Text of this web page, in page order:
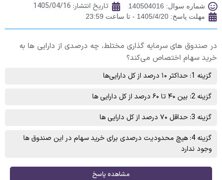
شماره سوال: 140504016 تاریخ انتشار: 1405/04/16
مهلت پاسخ: 1405/4/20 - تا ساعت 23:59
در صندوق‌ های سرمایه‌ گذاری مختلط، چه درصدی از دارایی‌ ها به
خرید سهام اختصاص می‌کند؟
گزینه 1: حداکثر ۱۰ درصد از کل دارایی‌ها
گزینه 2: بین ۴۰ تا ۶۰ درصد از کل دارایی‌ ها
گزینه 3: حداقل ۷۰ درصد از کل دارایی‌ ها
گزینه 4: هیچ محدودیت درصدی برای خرید سهام در این صندوق‌ ها
وجود ندارد
مشاهده پاسخ